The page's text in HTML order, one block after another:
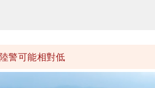
於能交代」 捐500萬獎學金延續愛
」 路徑分歧藏警訊：不利強度維持